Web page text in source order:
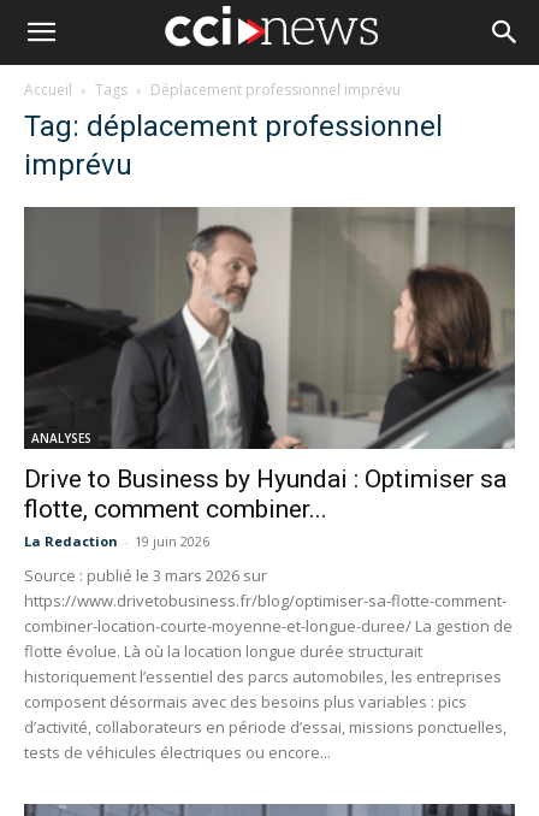
Accueil Tags Déplacement professionnel imprévu
Tag: déplacement professionnel
imprévu
ANALYSES
Drive to Business by Hyundai : Optimiser sa
flotte, comment combiner...
La Redaction - 19 juin 2026
Source : publié le 3 mars 2026 sur
https://www.drivetobusiness.fr/blog/optimiser-sa-flotte-comment-
combiner-location-courte-moyenne-et-longue-duree/ La gestion de
flotte évolue. Là où la location longue durée structurait
historiquement l’essentiel des parcs automobiles, les entreprises
composent désormais avec des besoins plus variables : pics
d’activité, collaborateurs en période d’essai, missions ponctuelles,
tests de véhicules électriques ou encore...